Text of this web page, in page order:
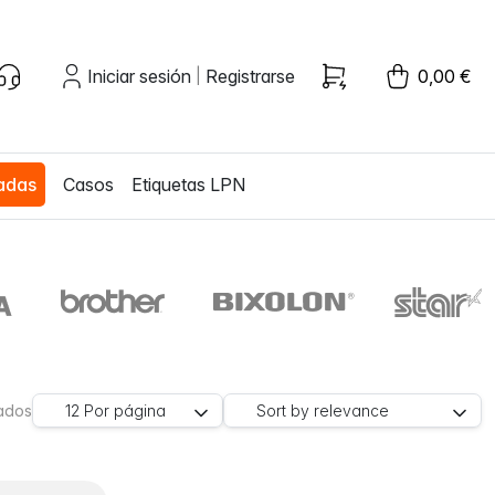
Iniciar sesión Registrarse 0,00 €
Casos Etiquetas LPN
12 Por página Sort by relevance